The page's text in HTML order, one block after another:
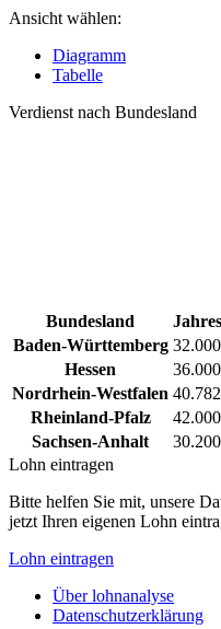
Ansicht wählen:
Diagramm
Tabelle
Verdienst nach Bundesland
Bundesland
Baden-Württemberg
Hessen
Nordrhein-Westfalen
Rheinland-Pfalz
Sachsen-Anhalt
Lohn eintragen
Bitte helfen Sie mit, unsere
jetzt Ihren eigenen Lohn
Lohn eintragen
Über lohnanalyse
Datenschutzerklärung